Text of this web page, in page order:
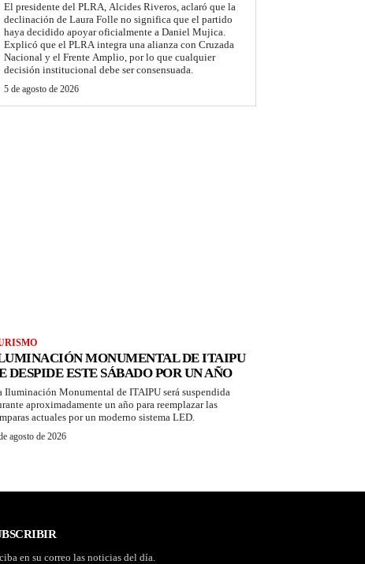
El presidente del PLRA, Alcides Riveros, aclaró que la
declinación de Laura Folle no significa que el partido
haya decidido apoyar oficialmente a Daniel Mujica.
Explicó que el PLRA integra una alianza con Cruzada
Nacional y el Frente Amplio, por lo que cualquier
decisión institucional debe ser consensuada.
5 de agosto de 2026
MONUMENTAL DE ITAIPU
DESPIDE ESTE SÁBADO POR UN AÑO
Iluminación Monumental de ITAIPU será suspendida
aproximadamente un año para reemplazar las
actuales por un moderno sistema LED.
agosto de 2026
en su correo las noticias del día.